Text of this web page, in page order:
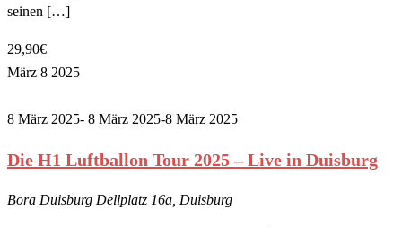
seinen […]
29,90€
März 8 2025
8 März 2025- 8 März 2025-8 März 2025
Die H1 Luftballon Tour 2025 – Live in Duisburg
Bora Duisburg Dellplatz 16a, Duisburg